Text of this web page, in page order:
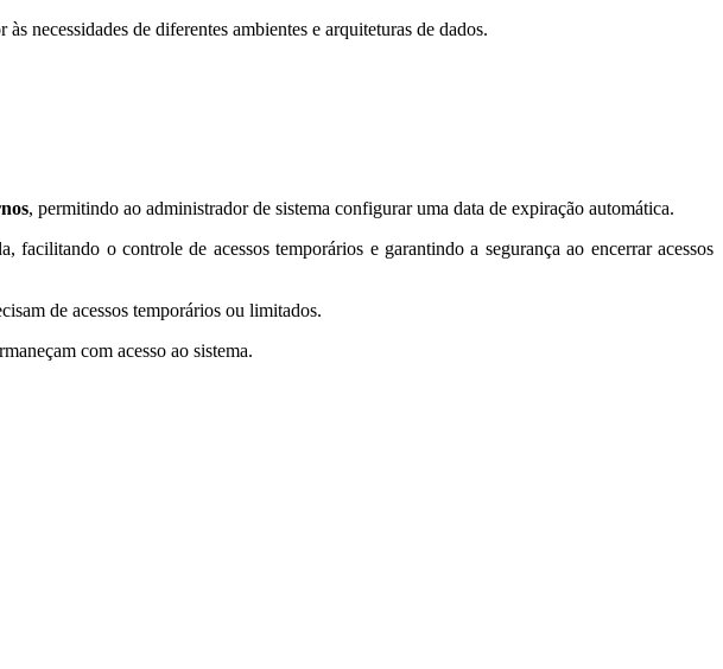
necessidades de diferentes ambientes e arquiteturas de dados.
, permitindo ao administrador de sistema configurar uma data de expiração automática.
o controle de acessos temporários e garantindo a segurança ao encerrar acessos
de acessos temporários ou limitados.
com acesso ao sistema.